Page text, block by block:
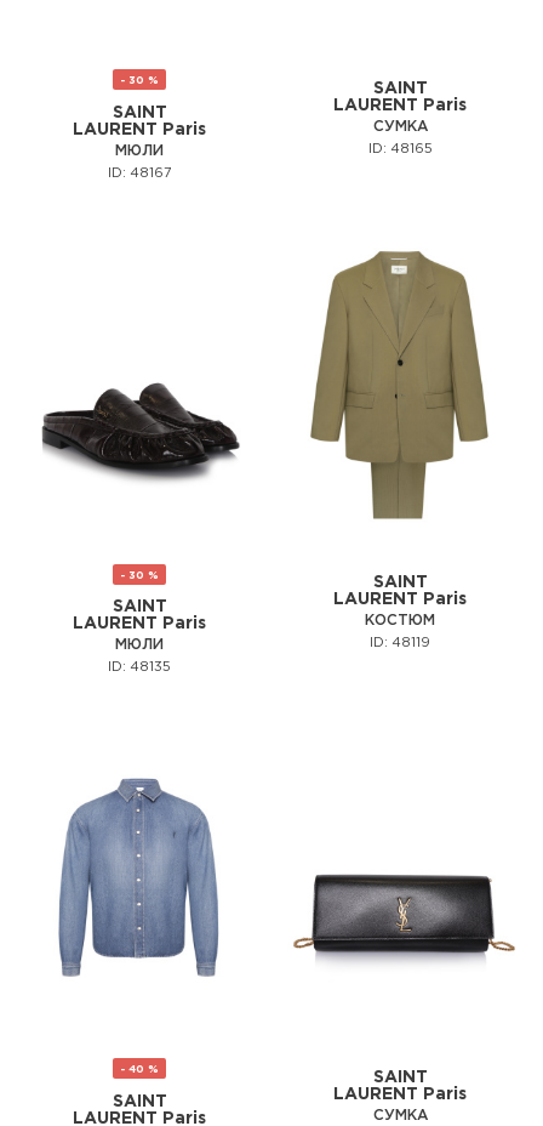
- 30 %
SAINT
LAURENT Paris
МЮЛИ
ID: 48167
SAINT
LAURENT Paris
СУМКА
ID: 48165
- 30 %
SAINT
LAURENT Paris
МЮЛИ
ID: 48135
SAINT
LAURENT Paris
КОСТЮМ
ID: 48119
- 40 %
SAINT
LAURENT Paris
SAINT
LAURENT Paris
СУМКА